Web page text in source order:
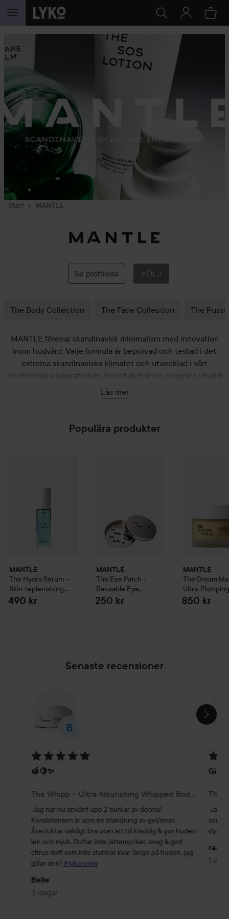
HOPPA TILL INNEHÅLLET
Start MANTLE
MANTLE
Se profilsida FÖLJ
The Body Collection The Face Collection The
MANTLE förenar skandinavisk minimalism med innovation
inom hudvård. Varje formula är beprövad och testad i det
extrema skandinaviska klimatet och utvecklad i vårt
nordsvenska laboratorium. Resultatet är en noggrant utvald
kollektion av prisbelönta, rena och kliniska produkter,
framhävda av innovativa ingredienser.
Läs mer
Populära produkter
MANTLE
The Hydra Serum –
Skin-replenishing
hydration serum
490 kr
MANTLE
The Eye Patch -
Reusable Eye
Patches
250 kr
MANTLE
The Dream
Ultra-
Restorative
850 kr
Senaste recensioner
Betyg: 5 av 5
🍯🍋✨
The Whipp – Ultra-Nourishing Whipped Body Cream 200 ml
Jag har nu använt upp 2 burkar av denna!
Konsistensen är som en blandning av gel/smör
Återfuktar väldigt bra utan att bli kladdig & gör huden
len och mjuk. Doftar inte jättemycket, svag & god
citrus doft som inte stannar kvar länge på huden, jag
gillar den! #lykoreviw
Belle
3 dagar
Jag
som
dyr,
1